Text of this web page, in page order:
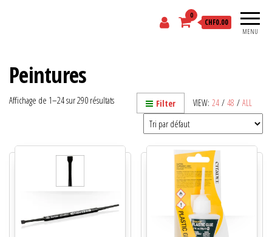
MENU
0
CHF0.00
Peintures
VIEW: 24 / 48 / ALL
Filter
Affichage de 1–24 sur 290 résultats